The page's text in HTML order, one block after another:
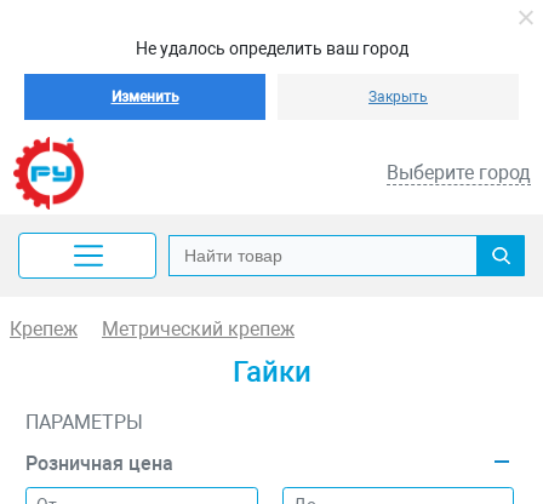
Не удалось определить ваш город
Изменить Закрыть
Выберите город
Крепеж Метрический крепеж
Гайки
ПАРАМЕТРЫ
Розничная цена